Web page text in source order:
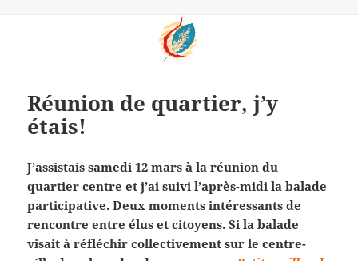
Réunion de quartier, j’y
étais!
J’assistais samedi 12 mars à la réunion du
quartier centre et j’ai suivi l’après-midi la balade
participative. Deux moments intéressants de
rencontre entre élus et citoyens. Si la balade
visait à réfléchir collectivement sur le centre-